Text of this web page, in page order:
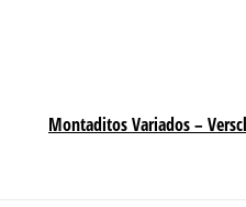
Montaditos Variados –